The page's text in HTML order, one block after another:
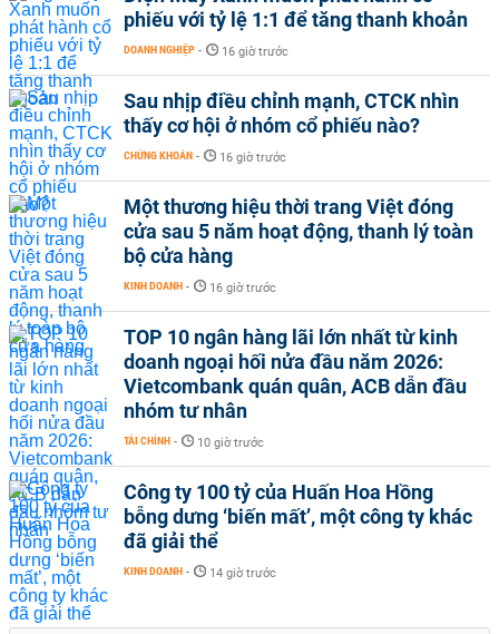
phiếu với tỷ lệ 1:1 để tăng thanh khoản
DOANH NGHIỆP - 16 giờ trước
Sau nhịp điều chỉnh mạnh, CTCK nhìn
thấy cơ hội ở nhóm cổ phiếu nào?
CHỨNG KHOÁN - 16 giờ trước
Một thương hiệu thời trang Việt đóng
cửa sau 5 năm hoạt động, thanh lý toàn
bộ cửa hàng
KINH DOANH - 16 giờ trước
TOP 10 ngân hàng lãi lớn nhất từ kinh
doanh ngoại hối nửa đầu năm 2026:
Vietcombank quán quân, ACB dẫn đầu
nhóm tư nhân
TÀI CHÍNH - 10 giờ trước
Công ty 100 tỷ của Huấn Hoa Hồng
bỗng dưng ‘biến mất’, một công ty khác
đã giải thể
KINH DOANH - 14 giờ trước